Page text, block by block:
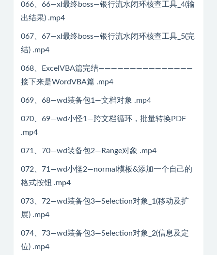
066、66—xl最终boss—银行流水闭环核查工具_4(输
出结果) .mp4
067、67—xl最终boss—银行流水闭环核查工具_5(完
结) .mp4
068、ExcelVBA篇完结———————————————
接下来是WordVBA篇 .mp4
069、68—wd装备包1—文档对象 .mp4
070、69—wd小怪1—跨文档循环，批量转换PDF
.mp4
071、70—wd装备包2—Range对象 .mp4
072、71—wd小怪2—normal模板&添加一个自己的
格式按钮 .mp4
073、72—wd装备包3—Selection对象_1(移动及扩
展) .mp4
074、73—wd装备包3—Selection对象_2(信息及定
位) .mp4